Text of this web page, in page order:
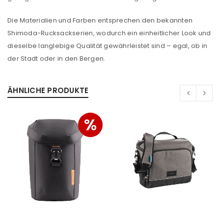
Die Materialien und Farben entsprechen den bekannten
Shimoda-Rucksackserien, wodurch ein einheitlicher Look und
dieselbe langlebige Qualität gewährleistet sind – egal, ob in
der Stadt oder in den Bergen.
ÄHNLICHE PRODUKTE
%